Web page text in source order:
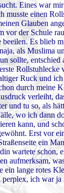
Eines war
einen
Glauben
der Schule
Es blieb
als Muslima
sollte,
Ruck und
durch meine
verleiht,
tu so, als
wo ich dann
kann, und
Erst vor
ein
wartete
aufmerksam,
lange rotes
ich war ja